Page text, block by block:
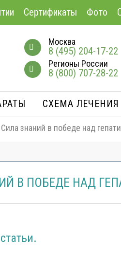
Сертификаты Фото
Москва
8 (495) 204-17-22
Регионы России
8 (800) 707-28-22
СХЕМА ЛЕЧЕНИЯ
Сила знаний в победе над
В ПОБЕДЕ НАД